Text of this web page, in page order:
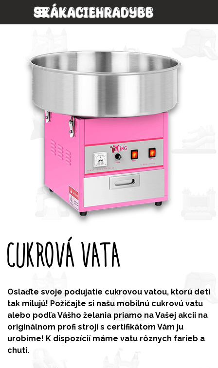
CUKROVÁ VATA
Oslaďte svoje podujatie cukrovou vatou, ktorú deti
tak milujú! Požičajte si našu mobilnú cukrovú vatu
alebo podľa Vášho želania priamo na Vašej akcii na
originálnom profi stroji s certifikátom Vám ju
urobíme! K dispozícií máme vatu rôznych farieb a
chutí.